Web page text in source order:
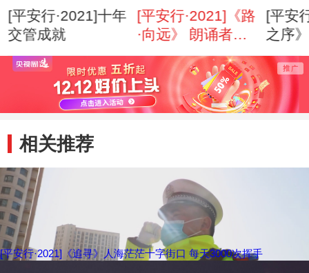
[平安行·2021]十年
交管成就
[平安行·2021]《路
·向远》 朗诵者：
吴京安
[平安
之序
横路
伟业
相关推荐
[平安行·2021]《追寻》人海茫茫十字街口 每天3000次挥手